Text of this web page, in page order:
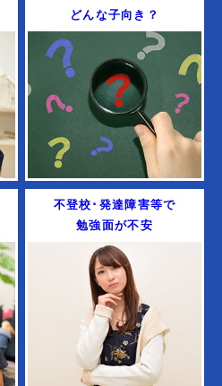
どんな子向き？
不登校･発達障害等で
勉強面が不安